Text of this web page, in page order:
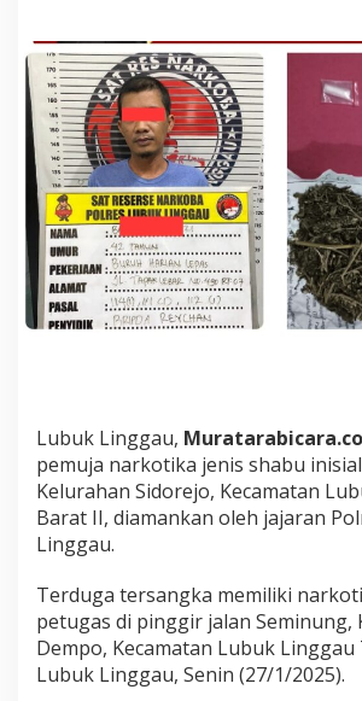
t
i
n
i
s
S
h
a
b
u
r
g
a
p
P
g
a
s
D
i
Lubuk Linggau,
pemuja narkotika jenis shabu
Kelurahan Sidorejo, Kecamatan
Barat II, diamankan oleh jajaran
Linggau.
Terduga tersangka memiliki
petugas di pinggir jalan Seminung,
Dempo, Kecamatan Lubuk
Lubuk Linggau, Senin (27/1/2025).